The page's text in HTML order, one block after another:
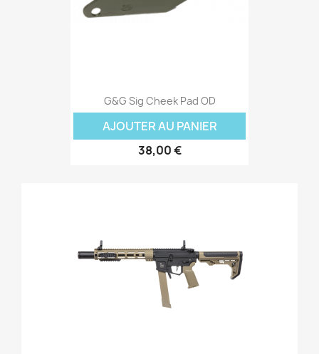
G&G Sig Cheek Pad OD
AJOUTER AU PANIER
38,00 €